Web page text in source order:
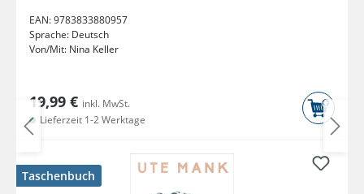
EAN:9783833880957
Sprache: Deutsch
Von/Mit: Nina Keller
19,99 € inkl. MwSt.
Lieferzeit 1-2 Werktage
Taschenbuch